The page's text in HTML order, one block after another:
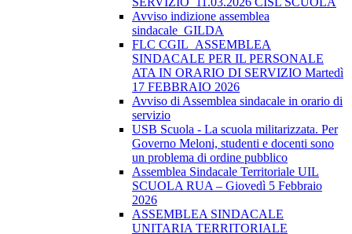
Avviso indizione assemblea
sindacale_GILDA
FLC CGIL_ASSEMBLEA
SINDACALE PER IL PERSONALE
ATA IN ORARIO DI SERVIZIO Martedì
17 FEBBRAIO 2026
Avviso di Assemblea sindacale in orario di
servizio
USB Scuola - La scuola militarizzata. Per
Governo Meloni, studenti e docenti sono
un problema di ordine pubblico
Assemblea Sindacale Territoriale UIL
SCUOLA RUA – Giovedì 5 Febbraio
2026
ASSEMBLEA SINDACALE
UNITARIA TERRITORIALE